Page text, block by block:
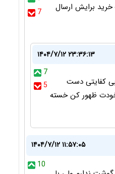
7
برایش ارسال
۱۴۰۴/۷/۱۲ ۲۳:۳۶:۱۳
7
5
را داریم دراثربی کفایتی دست
خودت ظهور کن خسته
۱۴۰۴/۷/۱۲ ۱۱:۵۷:۰۵
10